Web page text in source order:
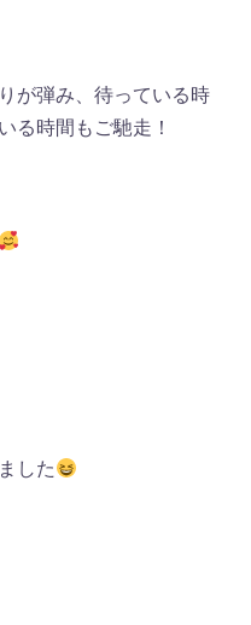
が弾み、待っている時
る時間もご馳走！
した